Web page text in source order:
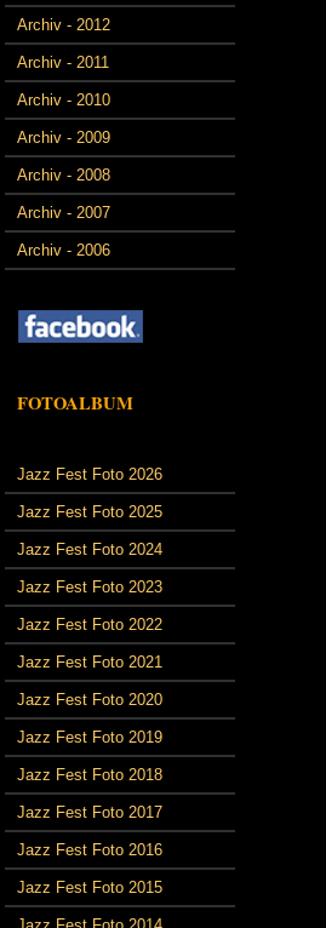
Archiv - 2012
Archiv - 2011
Archiv - 2010
Archiv - 2009
Archiv - 2008
Archiv - 2007
Archiv - 2006
FOTOALBUM
Jazz Fest Foto 2026
Jazz Fest Foto 2025
Jazz Fest Foto 2024
Jazz Fest Foto 2023
Jazz Fest Foto 2022
Jazz Fest Foto 2021
Jazz Fest Foto 2020
Jazz Fest Foto 2019
Jazz Fest Foto 2018
Jazz Fest Foto 2017
Jazz Fest Foto 2016
Jazz Fest Foto 2015